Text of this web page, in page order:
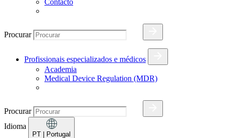
Contacto
Procurar
Profissionais especializados e médicos
Academia
Medical Device Regulation (MDR)
Procurar
Idioma
PT | Portugal